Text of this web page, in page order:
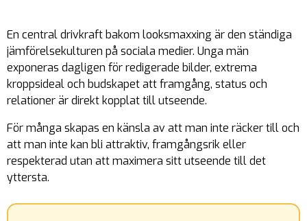
En central drivkraft bakom looksmaxxing är den ständiga
jämförelsekulturen på sociala medier. Unga män
exponeras dagligen för redigerade bilder, extrema
kroppsideal och budskapet att framgång, status och
relationer är direkt kopplat till utseende.
För många skapas en känsla av att man inte räcker till och
att man inte kan bli attraktiv, framgångsrik eller
respekterad utan att maximera sitt utseende till det
yttersta.